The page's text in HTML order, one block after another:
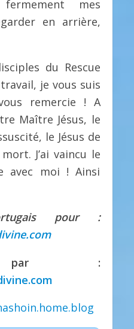
mes
en arrière,
du Rescue
je vous suis
remercie ! A
Maître Jésus, le
le Jésus de
J’ai vaincu le
avec moi ! Ainsi
pour :
par :